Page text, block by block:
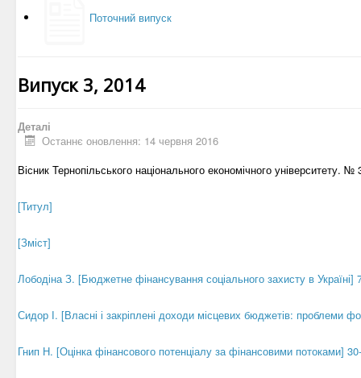
Поточний випуск
Випуск 3, 2014
Деталі
Останнє оновлення: 14 червня 2016
Вісник Тернопільського національного економічного університету.
[Титул]
[Зміст]
Лободіна З. [Бюджетне фінансування соціального захисту в Україні]
Сидор І. [Власні і закріплені доходи місцевих бюджетів: проблеми
Гнип Н. [Оцінка фінансового потенціалу за фінансовими потоками]